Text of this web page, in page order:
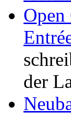
der